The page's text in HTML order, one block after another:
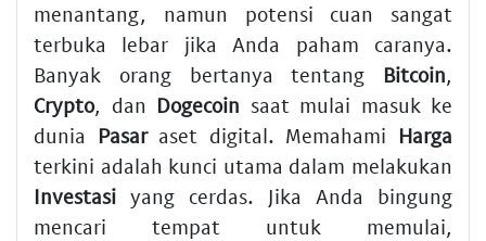
menantang, namun potensi cuan sangat
terbuka lebar jika Anda paham caranya.
Banyak orang bertanya tentang Bitcoin,
Crypto, dan Dogecoin saat mulai masuk ke
dunia
Pasaraset digital. Memahami Harga
terkini adalah kunci utama dalam melakukan
Investasi yang cerdas. Jika Anda bingung
mencari tempat untuk memulai,